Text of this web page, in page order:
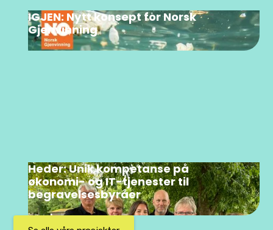
IGJEN: Nytt konsept for Norsk
Gjenvinning
Heder: Unik kompetanse på
økonomi- og IT-tjenester til
begravelsesbyråer